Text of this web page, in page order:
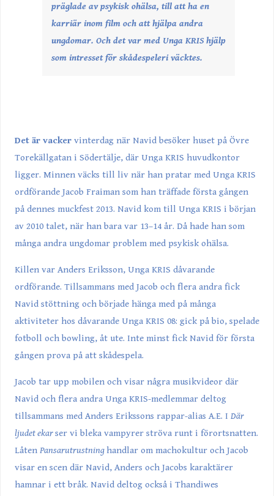
präglade av psykisk ohälsa, till att ha en
karriär inom film och att hjälpa andra
ungdomar. Och det var med Unga KRIS hjälp
som intresset för skådespeleri väcktes.
Det är vackervinterdag när Navid besöker huset på Övre
Torekällgatan i Södertälje, där Unga KRIS huvudkontor
ligger. Minnen väcks till liv när han pratar med Unga KRIS
ordförande Jacob Fraiman som han träffade första gången
på dennes muckfest 2013. Navid kom till Unga KRIS i början
av 2010 talet, när han bara var 13–14 år. Då hade han som
många andra ungdomar problem med psykisk ohälsa.
Killen var Anders Eriksson, Unga KRIS dåvarande
ordförande. Tillsammans med Jacob och flera andra fick
Navid stöttning och började hänga med på många
aktiviteter hos dåvarande Unga KRIS 08: gick på bio, spelade
fotboll och bowling, åt ute. Inte minst fick Navid för första
gången prova på att skådespela.
Jacob tar upp mobilen och visar några musikvideor där
Navid och flera andra Unga KRIS-medlemmar deltog
tillsammans med Anders Erikssons rappar-alias A.E. I Där
ljudet ekarser vi bleka vampyrer ströva runt i förortsnatten.
Låten Pansarutrustning handlar om machokultur och Jacob
visar en scen där Navid, Anders och Jacobs karaktärer
hamnar i ett bråk. Navid deltog också i Thandiwes